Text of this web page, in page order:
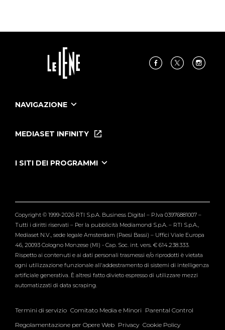
NAVIGAZIONE
Le Iene Presentano Inside
Tutti i servizi
MEDIASET INFINITY
I SITI DEI PROGRAMMI
Verissimo
Copyright © 1999-2026 RTI S.p.A. Business Digital – P.Iva 03976881007 –
Tutti i diritti riservati – Per la pubblicità Mediamond S.p.A. – RTI S.p.A.,
Mediaset N.V., sede legale Amsterdam (Paesi Bassi) – Uffici Viale Europa
46, 20093 Cologno Monzese (MI) - Cap. Soc. int. vers. € 614.238.333.
Rispetto ai contenuti e ai dati personali trasmessi e/o riprodotti è vietata
ogni utilizzazione funzionale all'addestramento di sistemi di intelligenza
artificiale generativa. È altresì fatto divieto espresso di utilizzare mezzi
automatizzati di data scraping.
Termini di servizio Comitato Media e Minori Parental Control
Regolamentazione per Opere Web Privacy Cookie Policy